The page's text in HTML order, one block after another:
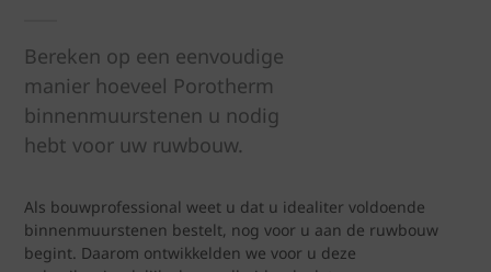
Bereken op een eenvoudige
manier hoeveel Porotherm
binnenmuurstenen u nodig
hebt voor uw ruwbouw.
Als bouwprofessional weet u dat u idealiter voldoende
binnenmuurstenen bestelt, nog voor u aan de ruwbouw
begint. Daarom ontwikkelden we voor u deze